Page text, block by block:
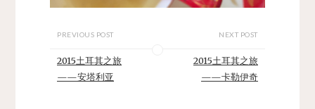
PREVIOUS POST
2015土耳其之旅
——安塔利亚
NEXT POST
2015土耳其之旅
——卡勒伊奇